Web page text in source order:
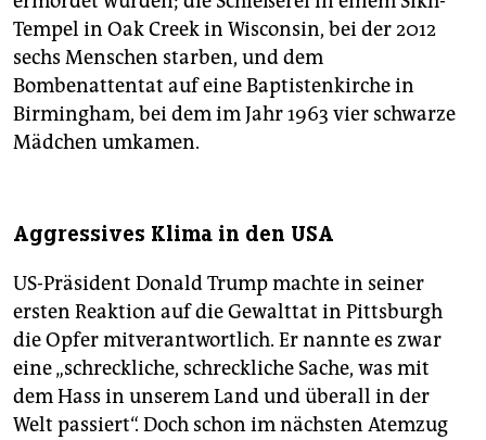
Tempel in Oak Creek in Wisconsin, bei der 2012
sechs Menschen starben, und dem
Bombenattentat auf eine Baptistenkirche in
Birmingham, bei dem im Jahr 1963 vier schwarze
Mädchen umkamen.
Aggressives Klima in den USA
US-Präsident Donald Trump machte in seiner
ersten Reaktion auf die Gewalttat in Pittsburgh
die Opfer mitverantwortlich. Er nannte es zwar
eine „schreckliche, schreckliche Sache, was mit
dem Hass in unserem Land und überall in der
Welt passiert“. Doch schon im nächsten Atemzug